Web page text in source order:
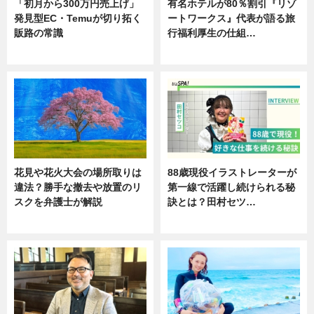
「初月から300万円売上げ」
発見型EC・Temuが切り拓く
販路の常識
有名ホテルが80％割引『リゾ
ートワークス』代表が語る旅
行福利厚生の仕組…
花見や花火大会の場所取りは
違法？勝手な撤去や放置のリ
スクを弁護士が解説
88歳現役イラストレーターが
第一線で活躍し続けられる秘
訣とは？田村セツ…